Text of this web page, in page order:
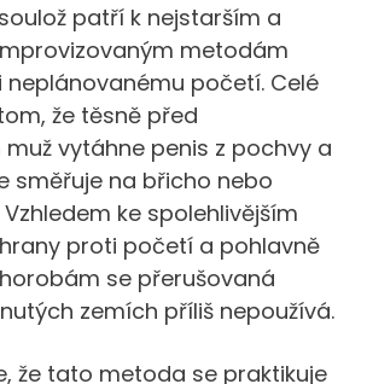
patří k nejstarším a
metodám
početí. Celé
že těsně před
vytáhne penis z pochvy a
směřuje na břicho nebo
ke spolehlivějším
proti početí a pohlavně
se přerušovaná
zemích příliš nepoužívá.
že tato metoda se praktikuje